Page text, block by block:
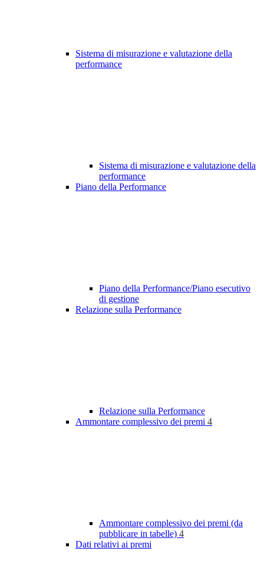
Sistema di misurazione e valutazione della
performance
Sistema di misurazione e valutazione della
performance
Piano della Performance
Piano della Performance/Piano esecutivo
di gestione
Relazione sulla Performance
Relazione sulla Performance
Ammontare complessivo dei premi 4
Ammontare complessivo dei premi (da
pubblicare in tabelle) 4
Dati relativi ai premi